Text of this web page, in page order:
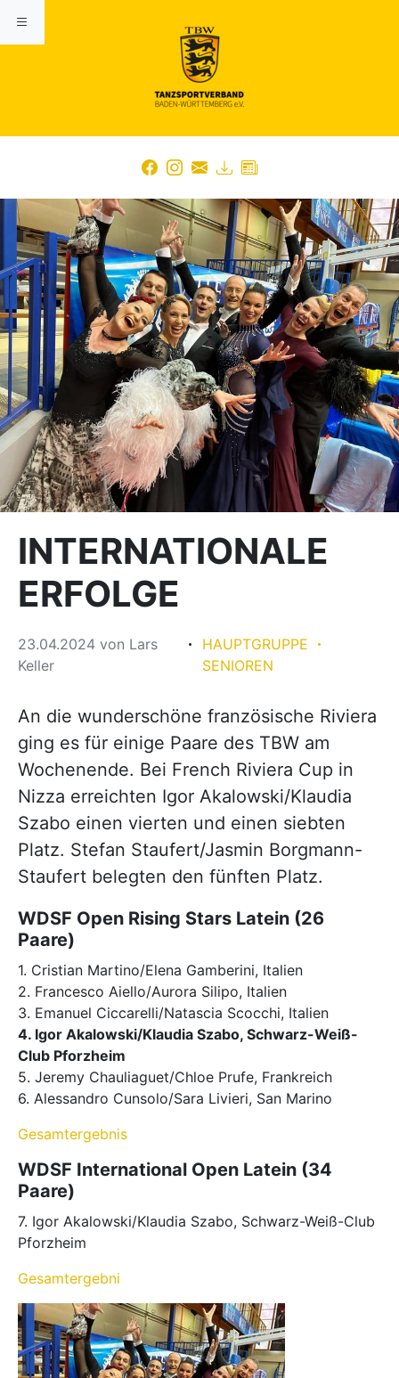
INTERNATIONALE
ERFOLGE
23.04.2024 von Lars
Keller
HAUPTGRUPPE
SENIOREN
An die wunderschöne französische Riviera
ging es für einige Paare des TBW am
Wochenende. Bei French Riviera Cup in
Nizza erreichten Igor Akalowski/Klaudia
Szabo einen vierten und einen siebten
Platz. Stefan Staufert/Jasmin Borgmann-
Staufert belegten den fünften Platz.
WDSF Open Rising Stars Latein (26
Paare)
1. Cristian Martino/Elena Gamberini, Italien
2. Francesco Aiello/Aurora Silipo, Italien
3. Emanuel Ciccarelli/Natascia Scocchi, Italien
4. Igor Akalowski/Klaudia Szabo, Schwarz-Weiß-
Club Pforzheim
5. Jeremy Chauliaguet/Chloe Prufe, Frankreich
6. Alessandro Cunsolo/Sara Livieri, San Marino
Gesamtergebnis
WDSF International Open Latein (34
Paare)
7. Igor Akalowski/Klaudia Szabo, Schwarz-Weiß-Club
Pforzheim
Gesamtergebni